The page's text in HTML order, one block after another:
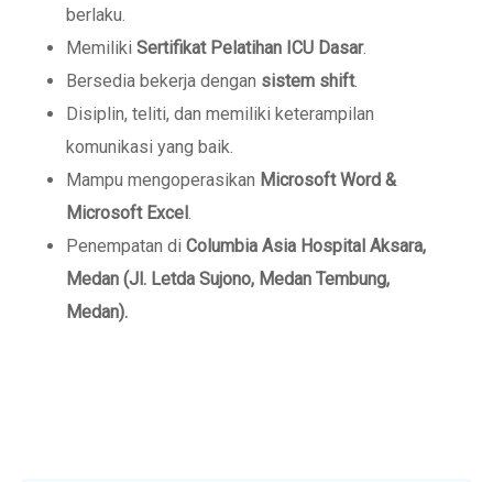
berlaku.
Memiliki Sertifikat Pelatihan ICU Dasar.
Bersedia bekerja dengan sistem shift.
Disiplin, teliti, dan memiliki keterampilan
komunikasi yang baik.
Mampu mengoperasikan Microsoft Word &
Microsoft Excel.
Penempatan di Columbia Asia Hospital Aksara,
Medan (Jl. Letda Sujono, Medan Tembung,
Medan).